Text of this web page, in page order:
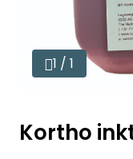
1 / 1
Kortho